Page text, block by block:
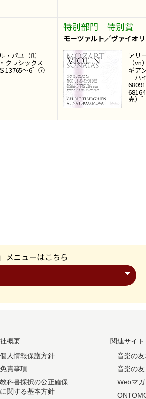
・パユ（fl）
・クラシックス
13765～6］⑦
特別部門 特別賞
モーツァルト／ヴァイオ
アリ
（
ギア
［
売）
メニューはこちら
概要
個人情報保護方針
免責事項
教科書採択の公正確保
に関する基本方針
関連サイト
音楽の
音楽の
Webマガ